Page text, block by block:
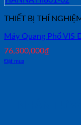
THIẾT BỊ THÍ
Máy Quang Phổ VIS
76,300,000₫
Đặt mua